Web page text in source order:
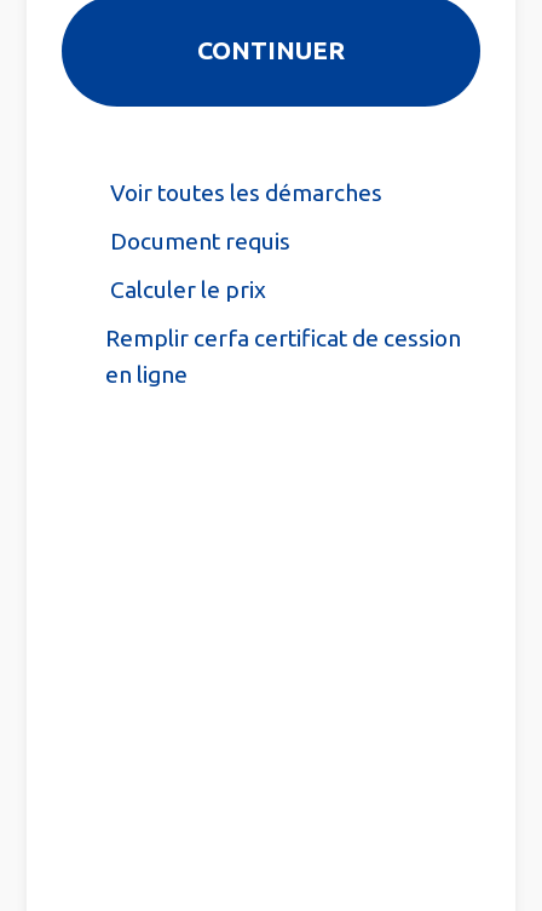
Voir toutes les démarches
Document requis
Calculer le prix
Remplir cerfa certificat de cession
en ligne